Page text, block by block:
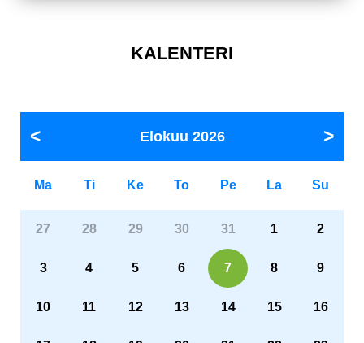
KALENTERI
Elokuu 2026
Ma Ti Ke To Pe La Su
27 28 29 30 31 1 2
3 4 5 6 7 8 9
10 11 12 13 14 15 16